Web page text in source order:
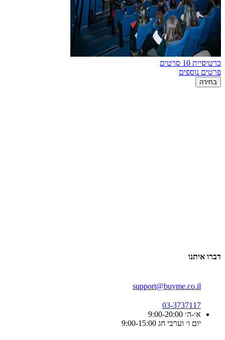
כרטיסיית 10 סרטים
פרטים נוספים
בחירה
דברו איתנו
support@buyme.co.il
03-3737117
א׳-ה׳ 9:00-20:00
יום ו׳ וערבי חג 9:00-15:00